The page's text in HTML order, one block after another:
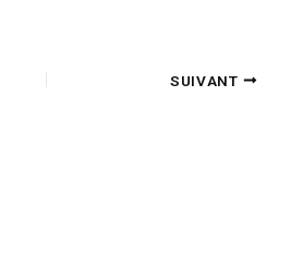
SUIVANT